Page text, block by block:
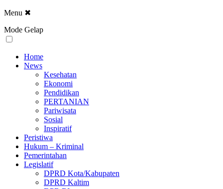
Menu ✖
Mode Gelap
Home
News
Kesehatan
Ekonomi
Pendidikan
PERTANIAN
Pariwisata
Sosial
Inspiratif
Peristiwa
Hukum – Kriminal
Pemerintahan
Legislatif
DPRD Kota/Kabupaten
DPRD Kaltim